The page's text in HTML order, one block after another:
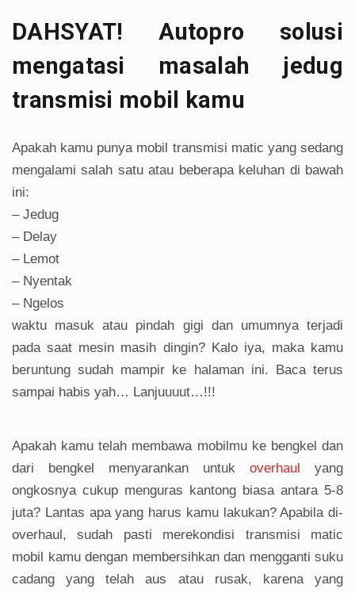
DAHSYAT! Autopro solusi
mengatasi masalah jedug
transmisi mobil kamu
Apakah kamu punya mobil transmisi matic yang sedang
mengalami salah satu atau beberapa keluhan di bawah
ini:
– Jedug
– Delay
– Lemot
– Nyentak
– Ngelos
waktu masuk atau pindah gigi dan umumnya terjadi
pada saat mesin masih dingin? Kalo iya, maka kamu
beruntung sudah mampir ke halaman ini. Baca terus
sampai habis yah… Lanjuuuut…!!!
Apakah kamu telah membawa mobilmu ke bengkel dan
dari bengkel menyarankan untuk overhaul
yang
ongkosnya cukup menguras kantong biasa antara 5-8
juta? Lantas apa yang harus kamu lakukan? Apabila di-
overhaul, sudah pasti merekondisi transmisi matic
mobil kamu dengan membersihkan dan mengganti suku
cadang yang telah aus atau rusak, karena yang